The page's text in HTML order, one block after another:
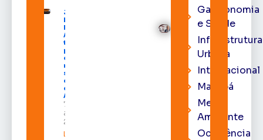
Juiz
Diego
Moura de
Araújo
toma
posse
como
membro
substituto
do Pleno
do TRE-
AP
7 de
agosto de
2026
Leia mais »
Gastronomia
e Saúde
Infraestrutura
Urbana
Internacional
Macapá
Meio
Ambiente
Ocorrência